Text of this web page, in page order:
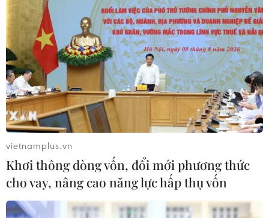
18/06/2021 03:59
Từ 27/4 đến 6h ngày 18/6/2021, Thành phố Hồ Chí
Minh đã ghi nhận 1.257 ca mắc COVID-19 lây nhiễm
trong nước liên quan đến nhiều chuỗi lây nhiễm trên địa
bàn toàn thành phố.
vietnamplus.vn
Khơi thông dòng vốn, đổi mới phương thức
cho vay, nâng cao năng lực hấp thụ vốn